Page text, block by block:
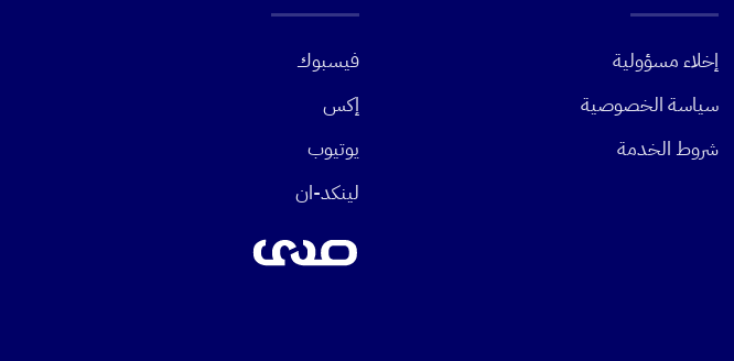
إخلاء مسؤولية
سياسة الخصوصية
شروط الخدمة
فيسبوك
إكس
يوتيوب
لينكد-ان